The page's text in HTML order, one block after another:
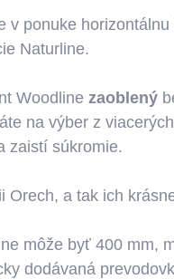
v ponuke
Naturline.
Woodline zaoblený
na výber z
zaistí súkromie.
Orech, a tak ich
môže byť 400 mm,
dodávaná